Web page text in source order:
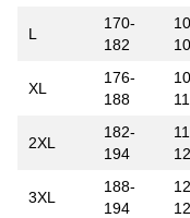
L
170-
182
XL
176-
188
2XL
182-
194
3XL
188-
194